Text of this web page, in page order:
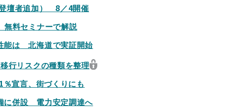
壇者追加） 8／4開催
料セミナーで解説
能は 北海道で実証開始
行リスクの種類を整理
宣言、街づくりにも
に併設 電力安定調達へ